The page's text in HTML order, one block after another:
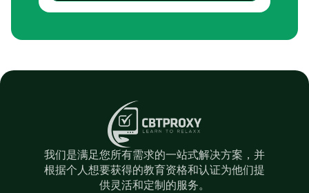
我们是满足您所有需求的一站式解决方案，并
根据个人想要获得的教育资格和认证为他们提
供灵活和定制的服务。